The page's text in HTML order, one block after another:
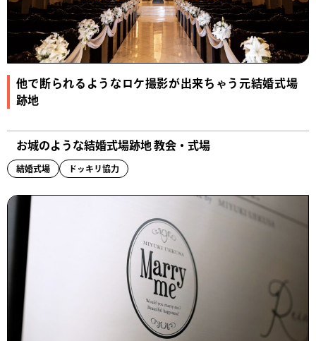
他で断られるようなロケ撮影が出来ちゃう元結婚式場
跡地
お城のような結婚式場跡地 教会・式場
結婚式場 ドッキリ協力